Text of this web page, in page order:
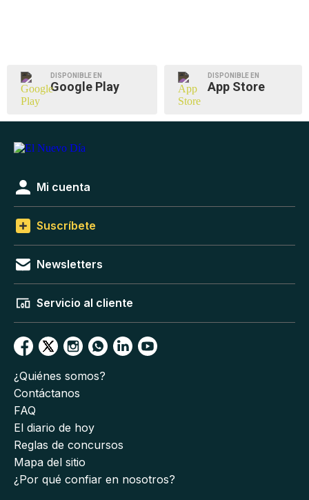
DISPONIBLE EN
Google Play
DISPONIBLE EN
App Store
Mi cuenta
Suscríbete
Newsletters
Servicio al cliente
¿Quiénes somos?
Contáctanos
FAQ
El diario de hoy
Reglas de concursos
Mapa del sitio
¿Por qué confiar en nosotros?